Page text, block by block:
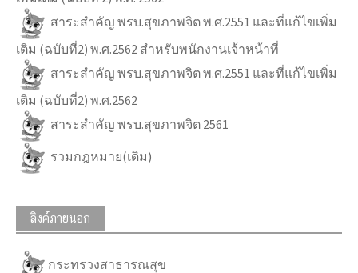
สาระสำคัญ พรบ.สุขภาพจิต พ.ศ.2551 และที่แก้ไขเพิ่ม
เติม (ฉบับที่2) พ.ศ.2562 สำหรับพนักงานเจ้าหน้าที่
สาระสำคัญ พรบ.สุขภาพจิต พ.ศ.2551 และที่แก้ไขเพิ่ม
เติม (ฉบับที่2) พ.ศ.2562
สาระสำคัญ พรบ.สุขภาพจิต 2561
รวมกฎหมาย(เดิม)
ลิงค์ภายนอก
กระทรวงสาธารณสุข